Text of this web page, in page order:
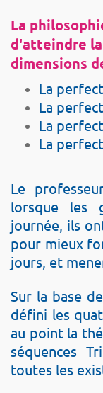
La
d'atteindre
dimensions
La
La
La
La
Le
lorsque les
journée, ils
pour mieux
jours, et
Sur la base
défini les
au point la
séquences
toutes les